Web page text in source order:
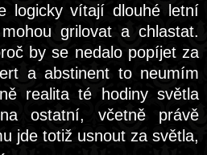
logicky vítají dlouhé letní
grilovat a chlastat.
by se nedalo popíjet za
a abstinent to neumím
realita té hodiny světla
ostatní, včetně právě
jde totiž usnout za světla,